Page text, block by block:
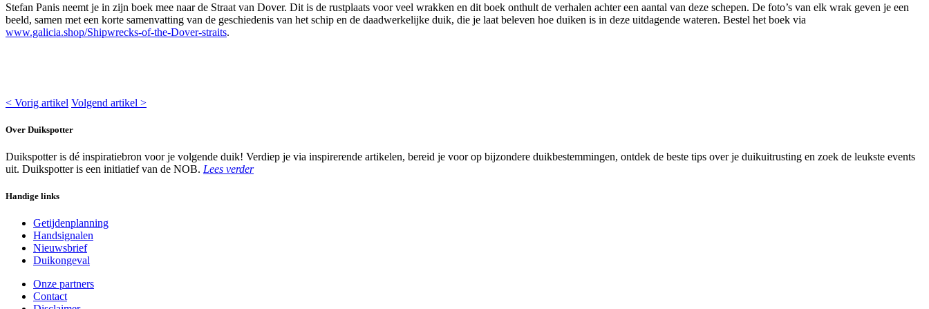
Stefan Panis neemt je in zijn boek mee naar de Straat van Dover. Dit is de rustplaats voor veel wrakken en dit boek onthult de verhalen achter een aantal van deze schepen. De foto’s van elk wrak geven je een
beeld, samen met een korte samenvatting van de geschiedenis van het schip en de daadwerkelijke duik, die je laat beleven hoe duiken is in deze uitdagende wateren. Bestel het boek via
www.galicia.shop/Shipwrecks-of-the-Dover-straits.
< Vorig artikel Volgend artikel >
Over Duikspotter
Duikspotter is dé inspiratiebron voor je volgende duik! Verdiep je via inspirerende artikelen, bereid je voor op bijzondere duikbestemmingen, ontdek de beste tips over je duikuitrusting en zoek de leukste events
uit. Duikspotter is een initiatief van de NOB. Lees verder
Handige links
Getijdenplanning
Handsignalen
Nieuwsbrief
Duikongeval
Onze partners
Contact